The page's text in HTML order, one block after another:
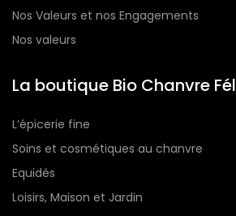
Nos Valeurs et nos Engagements
Nos valeurs
La boutique Bio Chanvre
L’épicerie fine
Soins et cosmétiques au chanvre
Equidés
Loisirs, Maison et Jardin